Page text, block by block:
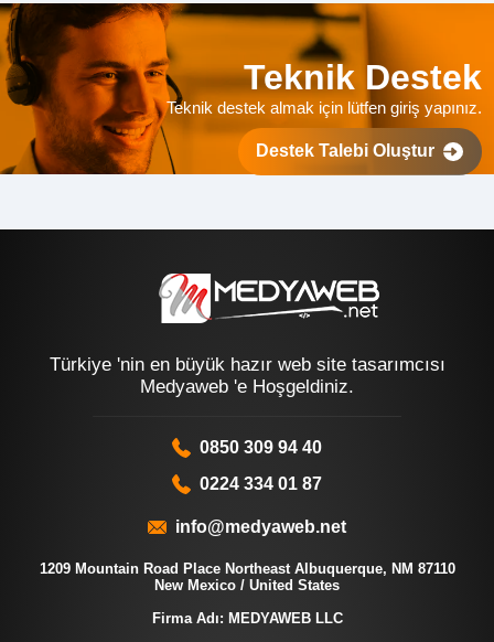
Teknik Destek
Teknik destek almak için lütfen giriş yapınız.
Destek Talebi Oluştur
Türkiye 'nin en büyük hazır web site tasarımcısı
Medyaweb 'e Hoşgeldiniz.
0850 309 94 40
0224 334 01 87
info@medyaweb.net
1209 Mountain Road Place Northeast Albuquerque, NM 87110
New Mexico / United States
Firma Adı: MEDYAWEB LLC